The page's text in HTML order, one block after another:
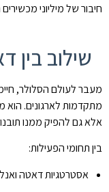
חיבור של מיליוני
שילוב בין
מעבר לעולם הסלולר,
מתקדמות לארגונים. הוא
אלא גם להפיק ממנו
בין תחומי הפעילות:
אסטרטגיות דאטה